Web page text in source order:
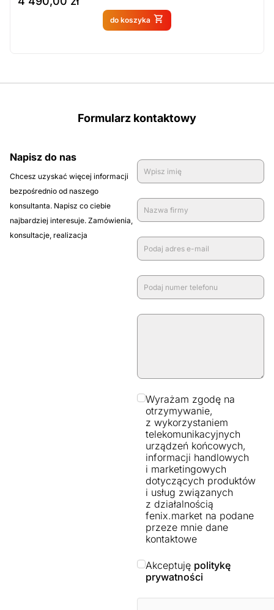
do koszyka
Produkt dostępny na
Formularz kontaktowy
Napisz do nas
Chcesz uzyskać więcej informacji
bezpośrednio od naszego
konsultanta. Napisz co ciebie
najbardziej interesuje. Zamówienia,
konsultacje, realizacja
Wyrażam zgodę na
otrzymywanie,
z wykorzystaniem
telekomunikacyjnych
urządzeń końcowych,
informacji handlowych
i marketingowych
dotyczących produktów
i usług związanych
z działalnością
fenix.market na podane
przeze mnie dane
kontaktowe
Akceptuję politykę
prywatności